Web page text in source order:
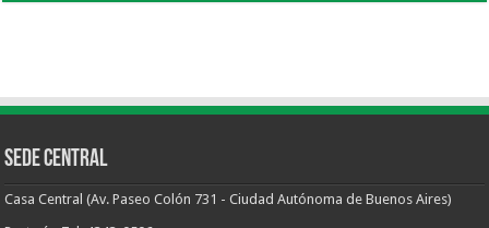
Sede Central
Casa Central (Av. Paseo Colón 731 - Ciudad Autónoma de Buenos Aires)